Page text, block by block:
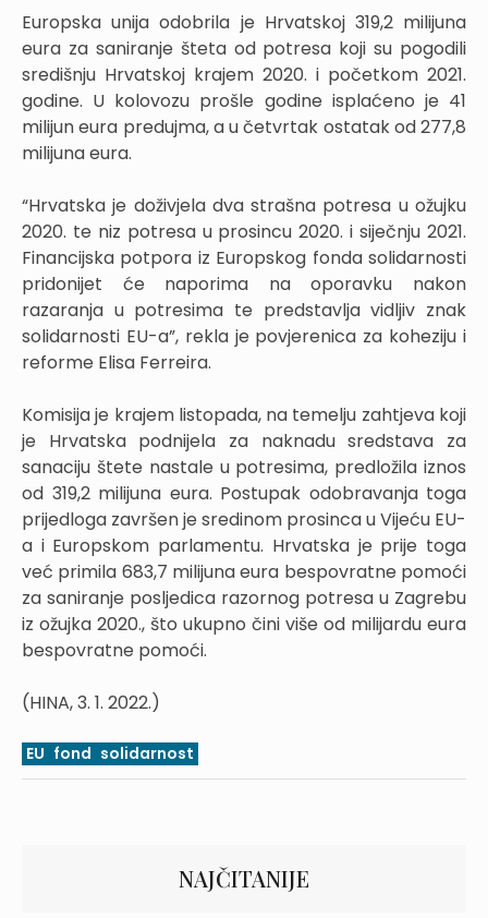
Europska unija odobrila je Hrvatskoj 319,2 milijuna
eura za saniranje šteta od potresa koji su pogodili
središnju Hrvatskoj krajem 2020. i početkom 2021.
godine. U kolovozu prošle godine isplaćeno je 41
milijun eura predujma, a u četvrtak ostatak od 277,8
milijuna eura.
“Hrvatska je doživjela dva strašna potresa u ožujku
2020. te niz potresa u prosincu 2020. i siječnju 2021.
Financijska potpora iz Europskog fonda solidarnosti
pridonijet će naporima na oporavku nakon
razaranja u potresima te predstavlja vidljiv znak
solidarnosti EU-a”, rekla je povjerenica za koheziju i
reforme Elisa Ferreira.
Komisija je krajem listopada, na temelju zahtjeva koji
je Hrvatska podnijela za naknadu sredstava za
sanaciju štete nastale u potresima, predložila iznos
od 319,2 milijuna eura. Postupak odobravanja toga
prijedloga završen je sredinom prosinca u Vijeću EU-
a i Europskom parlamentu. Hrvatska je prije toga
već primila 683,7 milijuna eura bespovratne pomoći
za saniranje posljedica razornog potresa u Zagrebu
iz ožujka 2020., što ukupno čini više od milijardu eura
bespovratne pomoći.
(HINA, 3. 1. 2022.)
EU fond solidarnost
NAJČITANIJE